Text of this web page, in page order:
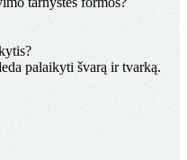
palaikyti švarą ir tvarką.